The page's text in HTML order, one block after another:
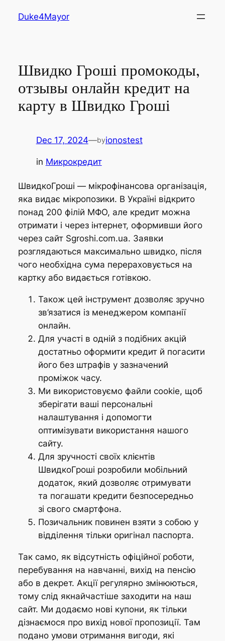
Duke4Mayor
Швидко Гроші промокоды,
отзывы онлайн кредит на
карту в Швидко Гроші
Dec 17, 2024—byionostest
in Микрокредит
ШвидкоГроші — мікрофінансова організація,
яка видає мікропозики. В Україні відкрито
понад 200 філій МФО, але кредит можна
отримати і через інтернет, оформивши його
через сайт Sgroshi.com.ua. Заявки
розглядаються максимально швидко, після
чого необхідна сума перераховується на
картку або видається готівкою.
Також цей інструмент дозволяє зручно
зв’язатися із менеджером компанії
онлайн.
Для участі в одній з подібних акцій
достатньо оформити кредит й погасити
його без штрафів у зазначений
проміжок часу.
Ми використовуємо файли cookie, щоб
зберігати ваші персональні
налаштування і допомогти
оптимізувати використання нашого
сайту.
Для зручності своїх клієнтів
ШвидкоГроші розробили мобільний
додаток, який дозволяє отримувати
та погашати кредити безпосередньо
зі свого смартфона.
Позичальник повинен взяти з собою у
відділення тільки оригінал паспорта.
Так само, як відсутність офіційної роботи,
перебування на навчанні, вихід на пенсію
або в декрет. Акції регулярно змінюються,
тому слід якнайчастіше заходити на наш
сайт. Ми додаємо нові купони, як тільки
дізнаємося про вихід нової пропозиції. Там
подано умови отримання вигоди, які